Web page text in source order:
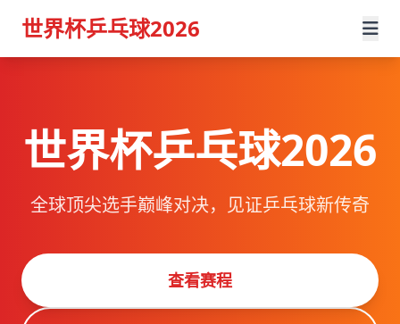
世界杯乒乓球2026
世界杯乒乓球2026
全球顶尖选手巅峰对决，见证乒乓球新传奇
查看赛程